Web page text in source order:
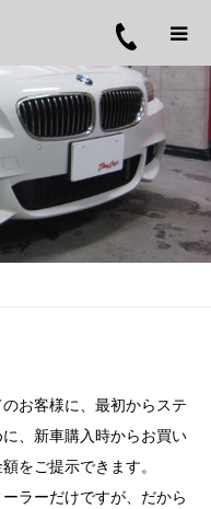
お客様に、最初からステ
、新車購入時からお買い
をご提示できます。
ラーだけですが、だから